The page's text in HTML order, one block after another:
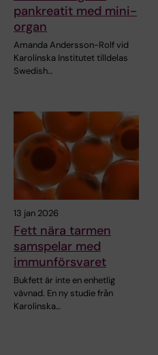
pankreatit med mini-
organ
Amanda Andersson-Rolf vid
Karolinska Institutet tilldelas
Swedish…
13 jan 2026
Fett nära tarmen
samspelar med
immunförsvaret
Bukfett är inte en enhetlig
vävnad. En ny studie från
Karolinska…